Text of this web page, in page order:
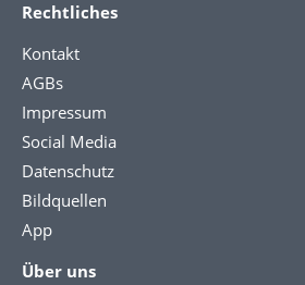
Rechtliches
Kontakt
AGBs
Impressum
Social Media
Datenschutz
Bildquellen
App
Über uns